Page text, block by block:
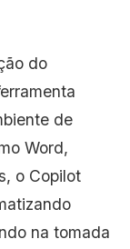
do
de
Word,
o Copilot
na tomada